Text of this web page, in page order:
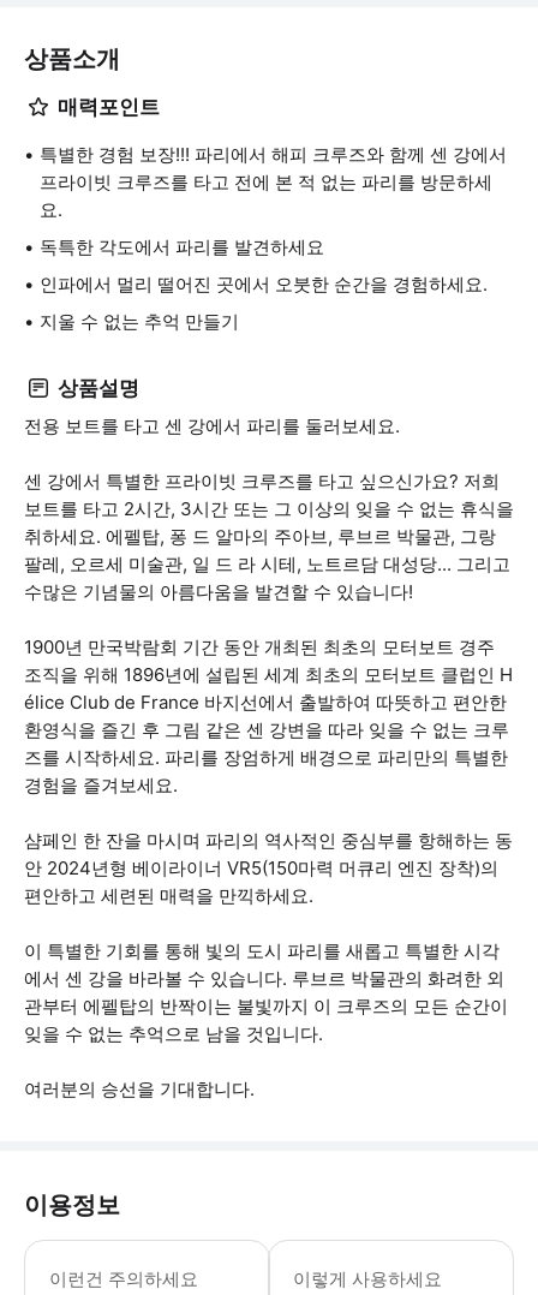
상품소개
매력포인트
특별한 경험 보장!!! 파리에서 해피 크루즈와 함께 센 강에서
프라이빗 크루즈를 타고 전에 본 적 없는 파리를 방문하세
요.
독특한 각도에서 파리를 발견하세요
인파에서 멀리 떨어진 곳에서 오붓한 순간을 경험하세요.
지울 수 없는 추억 만들기
상품설명
전용 보트를 타고 센 강에서 파리를 둘러보세요.
센 강에서 특별한 프라이빗 크루즈를 타고 싶으신가요? 저희
보트를 타고 2시간, 3시간 또는 그 이상의 잊을 수 없는 휴식을
취하세요. 에펠탑, 퐁 드 알마의 주아브, 루브르 박물관, 그랑
팔레, 오르세 미술관, 일 드 라 시테, 노트르담 대성당... 그리고
수많은 기념물의 아름다움을 발견할 수 있습니다!
1900년 만국박람회 기간 동안 개최된 최초의 모터보트 경주
조직을 위해 1896년에 설립된 세계 최초의 모터보트 클럽인 H
élice Club de France 바지선에서 출발하여 따뜻하고 편안한
환영식을 즐긴 후 그림 같은 센 강변을 따라 잊을 수 없는 크루
즈를 시작하세요. 파리를 장엄하게 배경으로 파리만의 특별한
경험을 즐겨보세요.
샴페인 한 잔을 마시며 파리의 역사적인 중심부를 항해하는 동
안 2024년형 베이라이너 VR5(150마력 머큐리 엔진 장착)의
편안하고 세련된 매력을 만끽하세요.
이 특별한 기회를 통해 빛의 도시 파리를 새롭고 특별한 시각
에서 센 강을 바라볼 수 있습니다. 루브르 박물관의 화려한 외
관부터 에펠탑의 반짝이는 불빛까지 이 크루즈의 모든 순간이
잊을 수 없는 추억으로 남을 것입니다.
여러분의 승선을 기대합니다.
이용정보
이런건 주의하세요
지연은 다음 고객에게 불이익을 주지
이렇게 사용하세요